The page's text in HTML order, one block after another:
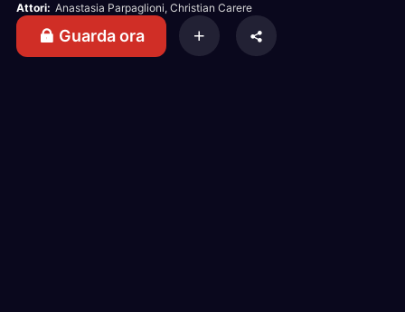
Attori: Anastasia Parpaglioni, Christian Carere
Guarda ora